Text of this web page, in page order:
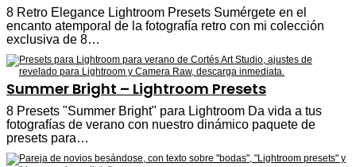
8 Retro Elegance Lightroom Presets Sumérgete en el
encanto atemporal de la fotografía retro con mi colección
exclusiva de 8…
Summer Bright – Lightroom Presets
8 Presets "Summer Bright" para Lightroom Da vida a tus
fotografías de verano con nuestro dinámico paquete de
presets para…